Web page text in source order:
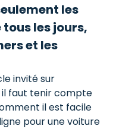
les
les jours,
et les
invité sur
faut tenir compte
il est facile
pour une voiture